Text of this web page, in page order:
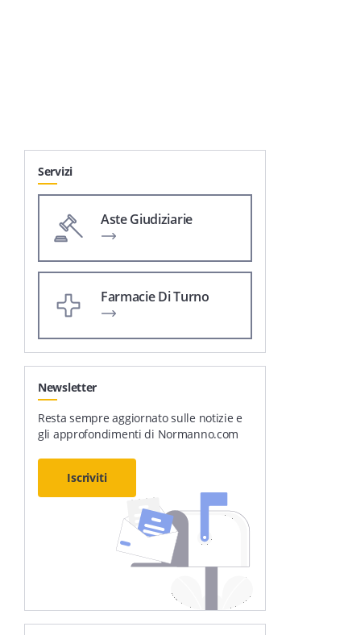
Servizi
Aste Giudiziarie
Farmacie Di Turno
Newsletter
Resta sempre aggiornato sulle notizie e
gli approfondimenti di Normanno.com
Iscriviti